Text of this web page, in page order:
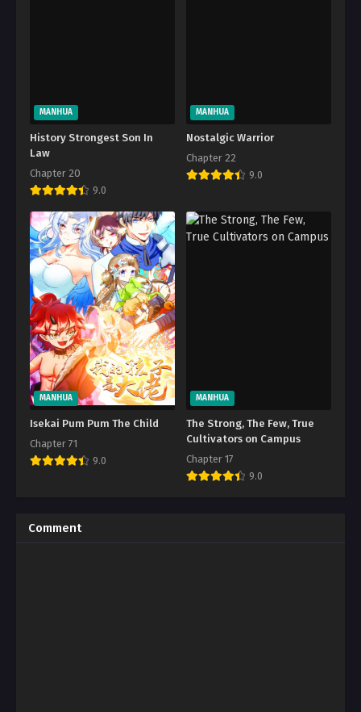
MANHUA
History Strongest Son In
Law
Chapter 20
9.0
MANHUA
Nostalgic Warrior
Chapter 22
9.0
MANHUA
Isekai Pum Pum The Child
Chapter 71
9.0
MANHUA
The Strong, The Few, True
Cultivators on Campus
Chapter 17
9.0
Comment